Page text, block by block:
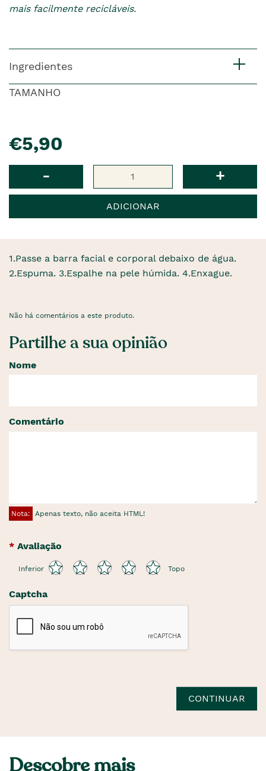
mais facilmente recicláveis.
Ingredientes
TAMANHO
€5,90
- +
ADICIONAR
1.Passe a barra facial e corporal debaixo de água.
2.Espuma. 3.Espalhe na pele húmida. 4.Enxague.
Não há comentários a este produto.
Partilhe a sua opinião
Nome
Comentário
Nota: Apenas texto, não aceita HTML!
Avaliação
Inferior Topo
Captcha
CONTINUAR
Descobre mais